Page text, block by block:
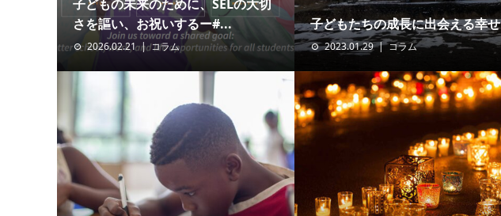
子どもの未来のために、SELの大切
さを謳い、お祝いするー#...
2026.02.21 コラム
子どもたちの成長に出会える幸せ
2023.01.29 コラム